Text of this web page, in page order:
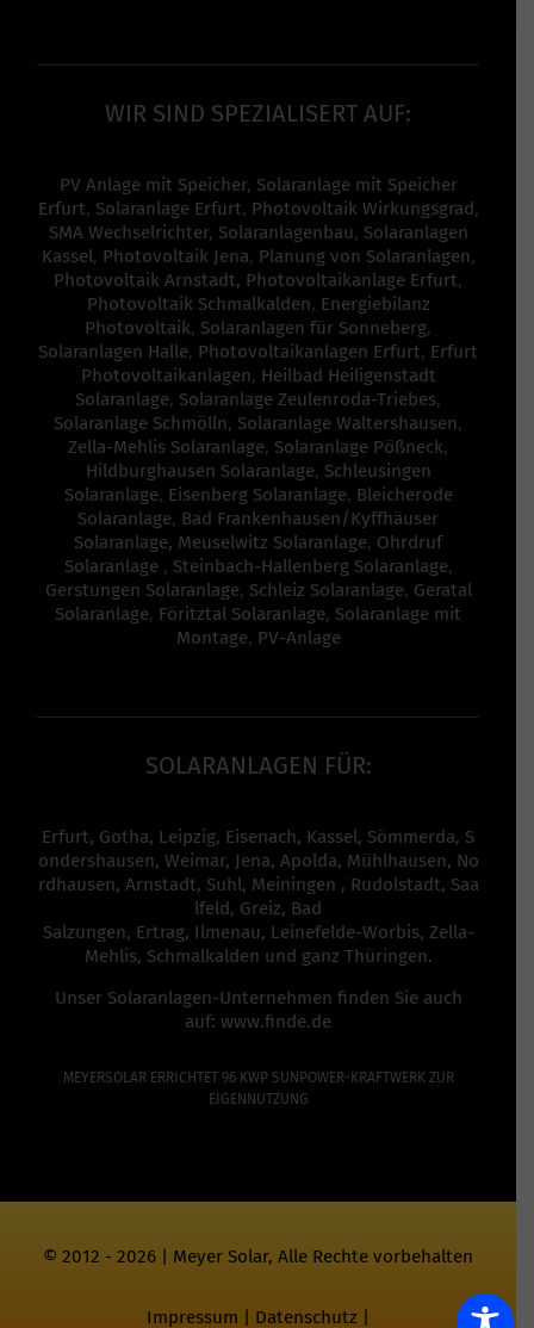
WIR SIND SPEZIALISERT AUF:
PV Anlage mit Speicher, Solaranlage mit Speicher
Erfurt, Solaranlage Erfurt, Photovoltaik Wirkungsgrad ,
SMA Wechselrichter, Solaranlagenbau, Solaranlagen
Kassel, Photovoltaik Jena, Planung von Solaranlagen,
Photovoltaik Arnstadt, Photovoltaikanlage Erfurt,
Photovoltaik Schmalkalden, Energiebilanz
Photovoltaik, Solaranlagen für Sonneberg,
Solaranlagen Halle, Photovoltaikanlagen Erfurt, Erfurt
Photovoltaikanlagen, Heilbad Heiligenstadt
Solaranlage, Solaranlage Zeulenroda-Triebes,
Solaranlage Schmölln, Solaranlage Waltershausen,
Zella-Mehlis Solaranlage, Solaranlage Pößneck,
Hildburghausen Solaranlage, Schleusingen
Solaranlage, Eisenberg Solaranlage, Bleicherode
Solaranlage, Bad Frankenhausen/Kyffhäuser
Solaranlage, Meuselwitz Solaranlage, Ohrdruf
Solaranlage, Steinbach-Hallenberg Solaranlage,
Gerstungen Solaranlage, Schleiz Solaranlage, Geratal
Solaranlage, Föritztal Solaranlage, Solaranlage mit
Montage, PV-Anlage
SOLARANLAGEN FÜR:
Erfurt, Gotha, Leipzig, Eisenach, Kassel, Sömmerda, S
ondershausen, Weimar, Jena, Apolda, Mühlhausen, No
rdhausen, Arnstadt, Suhl, Meiningen , Rudolstadt, Saa
lfeld, Greiz, Bad
Salzungen, Ertrag, Ilmenau, Leinefelde-Worbis, Zella-
Mehlis, Schmalkalden und ganz Thüringen.
Unser Solaranlagen-Unternehmen finden Sie auch
auf: www.finde.de
MEYERSOLAR ERRICHTET 96 KWP SUNPOWER-KRAFTWERK ZUR
EIGENNUTZUNG
© 2012 - 2026 | Meyer Solar, Alle Rechte vorbehalten
Impressum | Datenschutz |